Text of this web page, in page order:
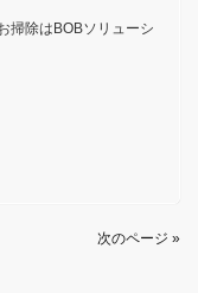
掃除はBOBソリューシ
次のページ »